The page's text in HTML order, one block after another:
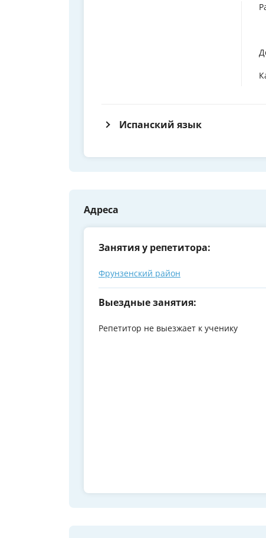
Испанский язык
Адреса
Занятия у репетитора:
Фрунзенский район
Выездные занятия:
Репетитор не выезжает к ученику